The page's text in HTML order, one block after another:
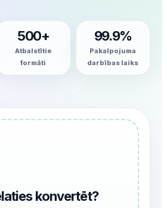
500+
Atbalstītie
formāti
99.9%
Pakalpojuma
darbības laiks
konvertēt?